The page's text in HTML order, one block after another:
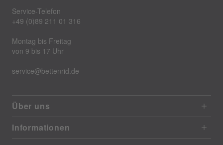
Service-Telefon
+49 (0)89 211 01 316
Montag bis Freitag
von 9 bis 17 Uhr
service@bettenrid.de
Über uns
Informationen